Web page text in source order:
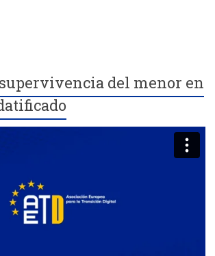
del menor en